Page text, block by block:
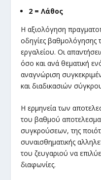
2 = Λάθος
Η αξιολόγηση
οδηγίες βαθμολόγησης
εργαλείου. Οι
όσο και ανά θεματική
αναγνώριση
και διαδικασιών
Η ερμηνεία των
του βαθμού
συγκρούσεων, της
συναισθηματικής
του ζευγαριού να
διαφωνίες.